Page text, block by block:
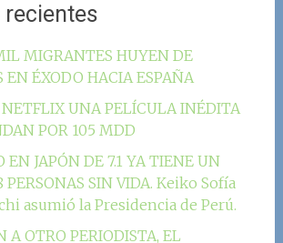
recientes
MIGRANTES HUYEN DE
EN ÉXODO HACIA ESPAÑA
UNA PELÍCULA INÉDITA
POR 105 MDD
EN JAPÓN DE 7.1 YA TIENE UN
PERSONAS SIN VIDA. Keiko Sofía
asumió la Presidencia de Perú.
A OTRO PERIODISTA, EL